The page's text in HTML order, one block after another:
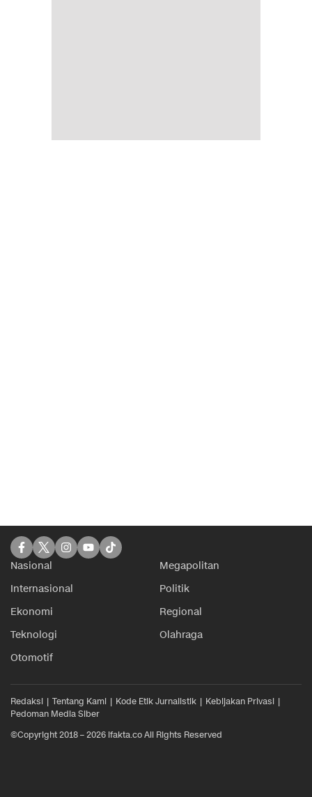
Nasional
Megapolitan
Internasional
Politik
Ekonomi
Regional
Teknologi
Olahraga
Otomotif
Redaksi Tentang Kami Kode Etik Jurnalistik
Kebijakan Privasi
Pedoman Media Siber
©Copyright 2018 – 2026 ifakta.co All Rights Reserved